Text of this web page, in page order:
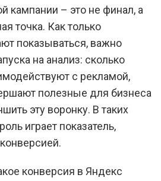
кампании – это не финал, а
точка. Как только
показываться, важно
на анализ: сколько
с рекламой,
полезные для бизнеса
эту воронку. В таких
играет показатель,
конверсия в Яндекс